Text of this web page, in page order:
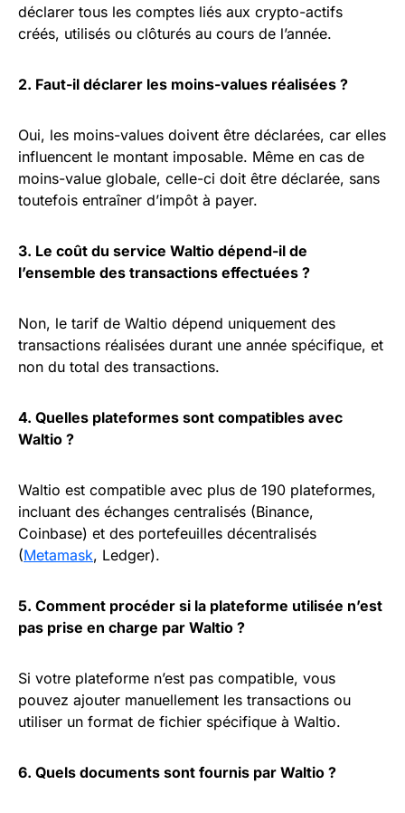
déclarer tous les comptes liés aux crypto-actifs
créés, utilisés ou clôturés au cours de l’année.
2. Faut-il déclarer les moins-values réalisées ?
Oui, les moins-values doivent être déclarées, car elles
influencent le montant imposable. Même en cas de
moins-value globale, celle-ci doit être déclarée, sans
toutefois entraîner d’impôt à payer.
3. Le coût du service Waltio dépend-il de
l’ensemble des transactions effectuées ?
Non, le tarif de Waltio dépend uniquement des
transactions réalisées durant une année spécifique, et
non du total des transactions.
4. Quelles plateformes sont compatibles avec
Waltio ?
Waltio est compatible avec plus de 190 plateformes,
incluant des échanges centralisés (Binance,
Coinbase) et des portefeuilles décentralisés
(Metamask, Ledger).
5. Comment procéder si la plateforme utilisée n’est
pas prise en charge par Waltio ?
Si votre plateforme n’est pas compatible, vous
pouvez ajouter manuellement les transactions ou
utiliser un format de fichier spécifique à Waltio.
6. Quels documents sont fournis par Waltio ?